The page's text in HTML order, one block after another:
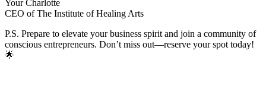
Your Charlotte
CEO of The Institute of Healing Arts
P.S. Prepare to elevate your business spirit and join a community of
conscious entrepreneurs. Don’t miss out—reserve your spot today!
🌟